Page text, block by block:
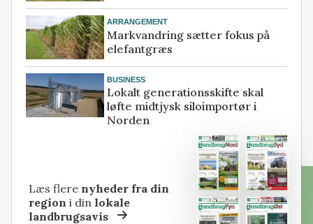
ARRANGEMENT
Markvandring sætter fokus på
elefantgræs
BUSINESS
Lokalt generationsskifte skal
løfte midtjysk siloimportør i
Norden
Læs flere nyheder fra din
region i dinlokale
landbrugsavis